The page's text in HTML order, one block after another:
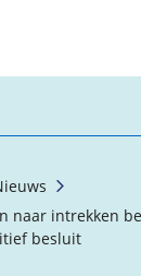
naar intrekken
besluit